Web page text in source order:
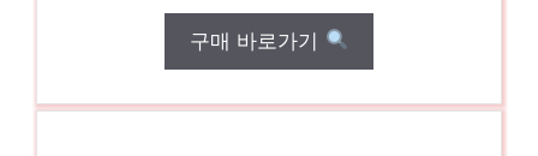
구매 바로가기